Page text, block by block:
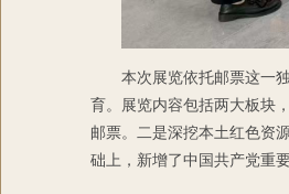
本次展览依托邮票这一
育。展览内容包括两大板块
邮票。二是深挖本土红色资
础上，新增了中国共产党重